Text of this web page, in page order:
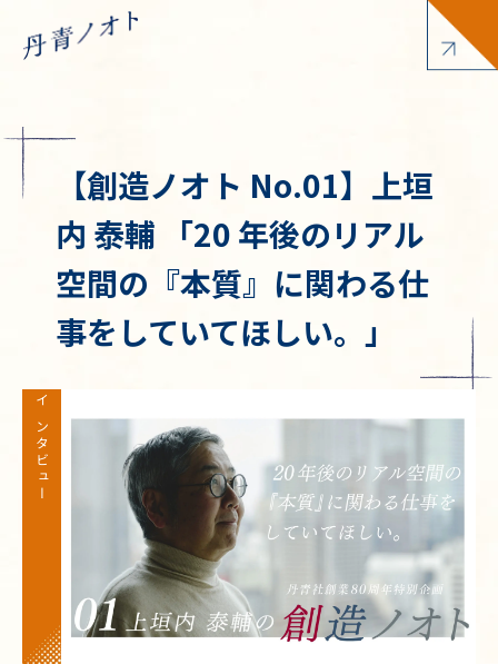
【創造ノオト No.01】上垣
内 泰輔 「20 年後のリアル
空間の『本質』に関わる仕
事をしていてほしい。」
インタビュー